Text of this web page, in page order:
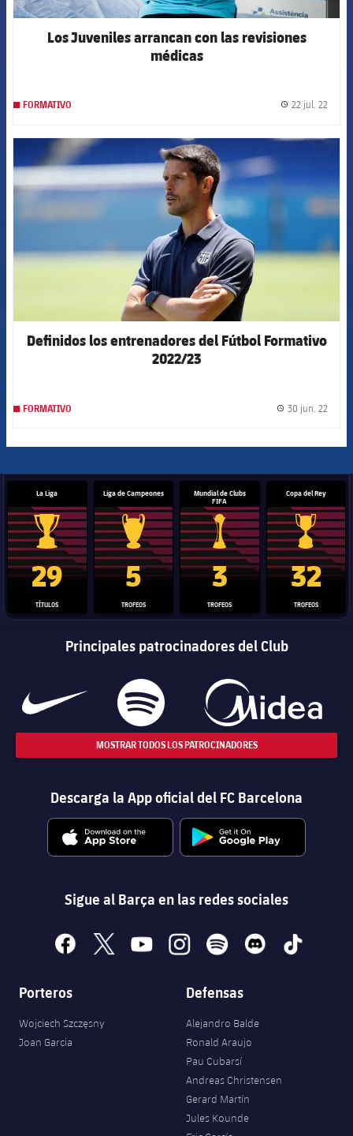
Los Juveniles arrancan con las revisiones
médicas
FORMATIVO 22 jul. 22
FCB Barcelona badge
Definidos los entrenadores del Fútbol Formativo
2022/23
FORMATIVO 30 jun. 22
La Liga
Trofeo de La Liga
29
TÍTULOS
Liga de Campeones
Trofeo de la Liga de Campeones
5
TROFEOS
Mundial de Clubs
FIFA
Trofeo del Mundial de
3
TROFEOS
Copa del Rey
Copa del
32
TROFEOS
Principales patrocinadores del Club
MOSTRAR TODOS LOS PATROCINADORES
Descarga la App oficial del FC Barcelona
Sigue al Barça en las redes sociales
facebook
x youtubeinstagramspotify discord tiktok
Porteros
Wojciech Szczęsny
Joan Garcia
Defensas
Alejandro Balde
Ronald Araujo
Pau Cubarsí
Andreas Christensen
Gerard Martín
Jules Kounde